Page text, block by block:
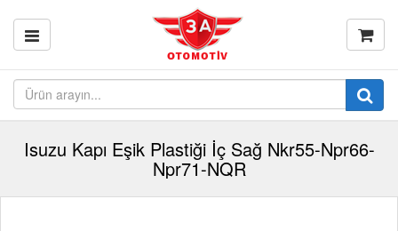
Isuzu Kapı Eşik Plastiği İç Sağ Nkr55-Npr66-
Npr71-NQR